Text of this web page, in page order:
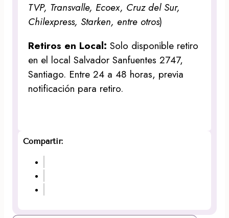
TVP, Transvalle, Ecoex, Cruz del Sur,
Chilexpress, Starken, entre otros)
Retiros en Local:Solo disponible retiro
en el local Salvador Sanfuentes 2747,
Santiago. Entre 24 a 48 horas, previa
notificación para retiro.
Compartir: